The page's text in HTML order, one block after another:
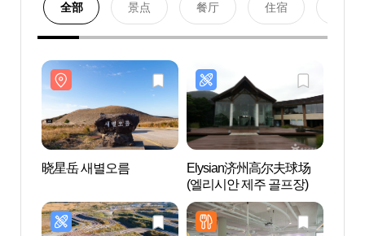
全部 景点 餐厅 住宿
晓星岳 새별오름
Elysian济州高尔夫球场
(엘리시안 제주 골프장)